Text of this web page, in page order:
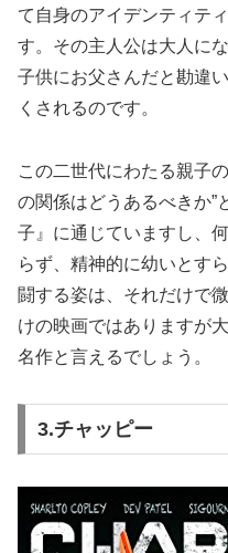
て自身のアイデンティテ
す。その主人公は大人に
子供にお父さんだと勘違
くされるのです。
この二世代にわたる親子
の関係はどうあるべきか”
子』に通じていますし、
らず、精神的に幼いとす
闘する姿は、それだけで
けの映画ではありますが
名作と言えるでしょう。
3.チャッピー